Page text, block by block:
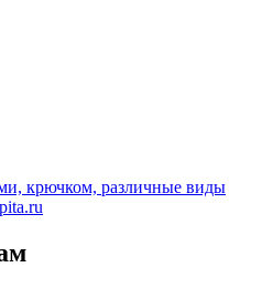
крючком, различные виды